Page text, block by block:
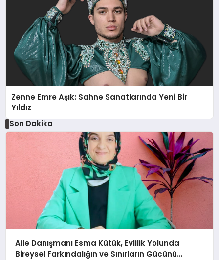
Zenne Emre Aşık: Sahne Sanatlarında Yeni Bir
Yıldız
Son Dakika
Aile Danışmanı Esma Kütük, Evlilik Yolunda
Bireysel Farkındalığın ve Sınırların Gücünü